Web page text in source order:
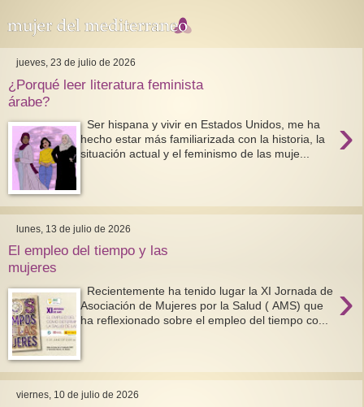
jueves, 23 de julio de 2026
¿Porqué leer literatura feminista
árabe?
›
Ser hispana y vivir en Estados Unidos, me ha
hecho estar más familiarizada con la historia, la
situación actual y el feminismo de las muje...
lunes, 13 de julio de 2026
El empleo del tiempo y las
mujeres
›
Recientemente ha tenido lugar la XI Jornada de
Asociación de Mujeres por la Salud ( AMS) que
ha reflexionado sobre el empleo del tiempo co...
viernes, 10 de julio de 2026